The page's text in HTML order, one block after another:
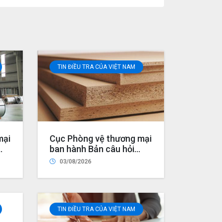
từ
TIN ĐIỀU TRA CỦA VIỆT NAM
Cục Phòng vệ thương mại
ban hành Bản câu hỏi
điều tra dành cho nhà
ngoài trong vụ việc rà
soát nhà xuất khẩu mới
trong vụ việc áp dụng
biện pháp chống bán phá
03/08/2026
TIN ĐIỀU TRA CỦA VIỆT NAM